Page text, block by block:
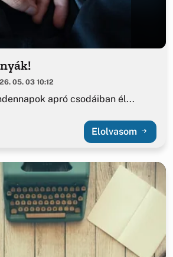
05. 03 10:12
apró csodáiban él...
Elolvasom